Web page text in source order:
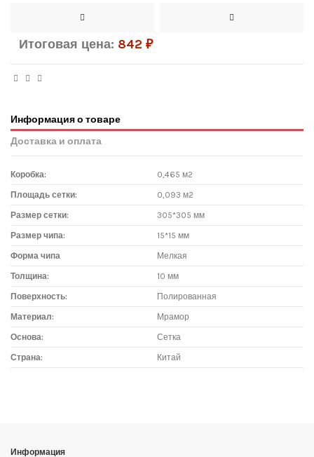
Итоговая цена: 842 ₽
Информация о товаре
Доставка и оплата
Коробка: 0,465 м2
Площадь сетки: 0,093 м2
Размер сетки: 305*305 мм
Размер чипа: 15*15 мм
Форма чипа Мелкая
Толщина: 10 мм
Поверхность: Полированная
Материал: Мрамор
Основа: Сетка
Страна: Китай
"Румянцево", корпус Г, вход № 11, пав. 119Г (1 этаж), тел. 8-499-
Информация